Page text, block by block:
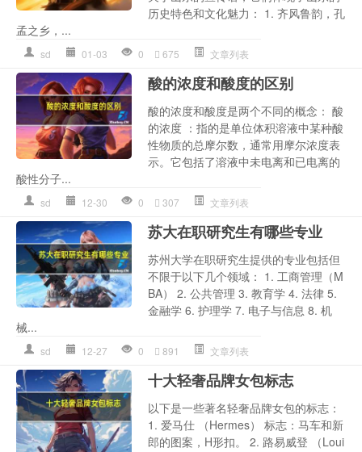
历史特色和文化魅力： 1. 齐风鲁韵，孔
孟之乡，...
sd 01-03 0 675 文章列表
酸的浓度和酸度的区别
酸的浓度和酸度是两个不同的概念： 酸
的浓度 ：指的是单位体积溶液中某种酸
性物质的总摩尔数，通常用摩尔浓度表
示。它包括了溶液中未电离和已电离的
酸性分子...
sd 12-30 0 307 文章列表
苏大在职研究生有哪些专业
苏州大学在职研究生提供的专业包括但
不限于以下几个领域： 1. 工商管理（M
BA） 2. 公共管理 3. 教育学 4. 法律 5.
金融学 6. 护理学 7. 电子与信息 8. 机
械...
sd 12-27 0 891 文章列表
十大轻奢品牌女包标志
以下是一些著名轻奢品牌女包的标志：
1. 爱马仕 （Hermes） 标志：马车和新
郎的图案，H形扣。 2. 路易威登 （Loui